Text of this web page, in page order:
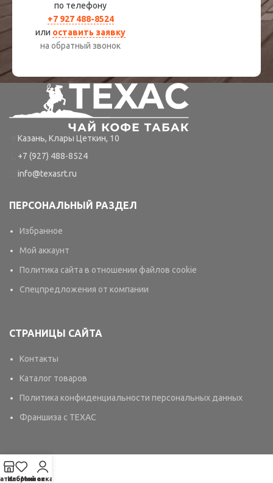
по телефону
+7 927 488-8524
или оставить заявку
на обратный звонок
Казань, Клары Цеткин, 10
+7 (927) 488-8524
info@texasrt.ru
ПЕРСОНАЛЬНЫЙ РАЗДЕЛ
Избранное
Мой аккаунт
Политика сайта в отношении файлов cookie
Спецпредложения от компании
СТРАНИЦЫ САЙТА
Контакты
Каталог товаров
Политика конфиденциальности персональных данных
Франшиза с TEXAC
Избранное
Мой аккаунт